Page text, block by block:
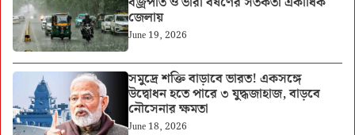
জেলায়
June 19, 2026
সমুদ্রে শক্তি বাড়াবে ভারত! একসঙ্গে
উদ্বোধন হতে পারে ৩ যুদ্ধজাহাজ, বাড়বে
নৌসেনার ক্ষমতা
June 18, 2026